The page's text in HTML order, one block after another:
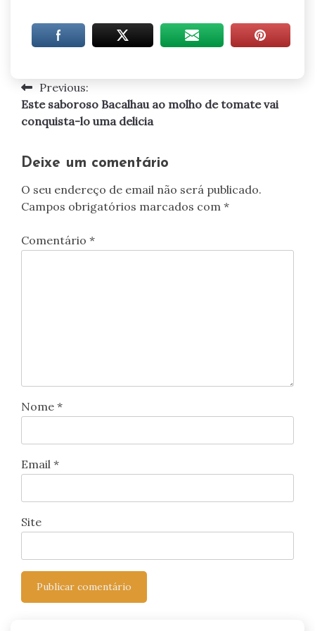
Navegação
de
Previous:
Este saboroso Bacalhau ao molho de tomate vai
conquista-lo uma delicia
Deixe um comentário
O seu endereço de email não será publicado.
Campos obrigatórios marcados com *
Comentário *
Nome *
Email *
Site